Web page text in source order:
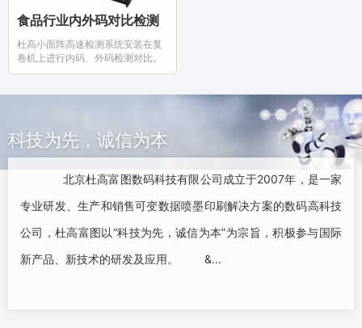
食品行业内外码对比检测
杜高小面阵高速检测系统安装在复
卷机上进行内码、外码检测对比。
科技为先，诚信为本
北京杜高富图数码科技有限公司成立于2007年，是一家
专业研发、生产和销售可变数据喷墨印刷解决方案的数码高科技
公司，杜高富图以“科技为先，诚信为本”为宗旨，积极参与国际
新产品、新技术的研发及应用。 &...